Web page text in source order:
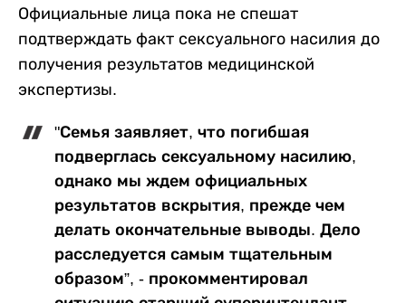
Официальные лица пока не спешат
подтверждать факт сексуального насилия до
получения результатов медицинской
экспертизы.
"Семья заявляет, что погибшая
подверглась сексуальному насилию,
однако мы ждем официальных
результатов вскрытия, прежде чем
делать окончательные выводы. Дело
расследуется самым тщательным
образом”, - прокомментировал